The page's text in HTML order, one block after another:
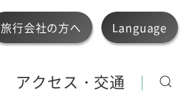
旅行会社の方へ Language
アクセス・交通